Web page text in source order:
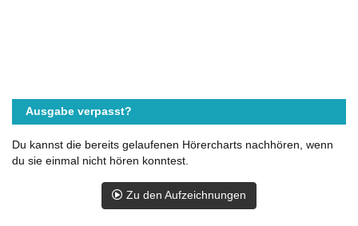
Ausgabe verpasst?
Du kannst die bereits gelaufenen Hörercharts nachhören, wenn
du sie einmal nicht hören konntest.
Zu den Aufzeichnungen